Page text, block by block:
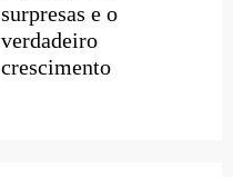
surpresas e o
verdadeiro
crescimento